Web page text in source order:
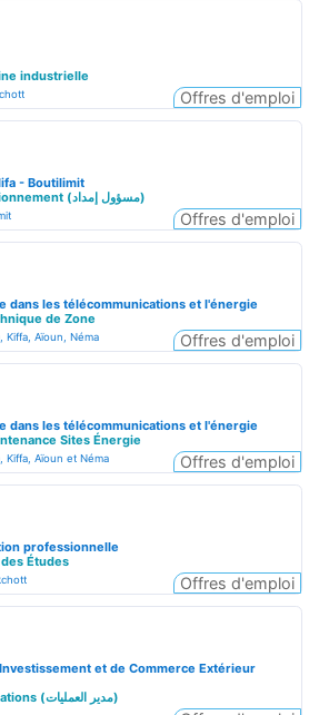
Offres d'emploi
industrielle
Offres d'emploi
- Boutilimit
Responsable Approvisionnement (مسؤول إمداد)
Offres d'emploi
dans les télécommunications et l'énergie
de Zone
Kiffa, Aïoun, Néma
Offres d'emploi
dans les télécommunications et l'énergie
Sites Énergie
Kiffa, Aïoun et Néma
Offres d'emploi
professionnelle
Études
et de Commerce Extérieur
Un Directeur des Opérations (مدير العمليات)